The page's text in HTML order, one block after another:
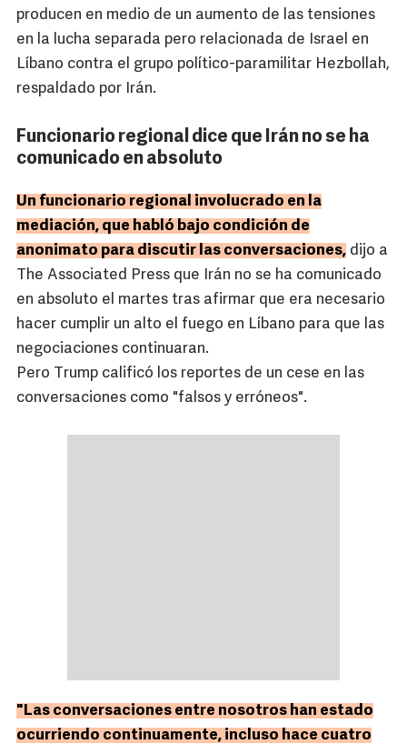
producen en medio de un aumento de las tensiones
en la lucha separada pero relacionada de Israel en
Líbano contra el grupo político-paramilitar Hezbollah,
respaldado por Irán.
Funcionario regional dice que Irán no se ha
comunicado en absoluto
Un funcionario regional involucrado en la
mediación, que habló bajo condición de
anonimato para discutir las conversaciones, dijo a
The Associated Press que Irán no se ha comunicado
en absoluto el martes tras afirmar que era necesario
hacer cumplir un alto el fuego en Líbano para que las
negociaciones continuaran.
Pero Trump calificó los reportes de un cese en las
conversaciones como "falsos y erróneos".
"Las conversaciones entre nosotros han estado
ocurriendo continuamente, incluso hace cuatro